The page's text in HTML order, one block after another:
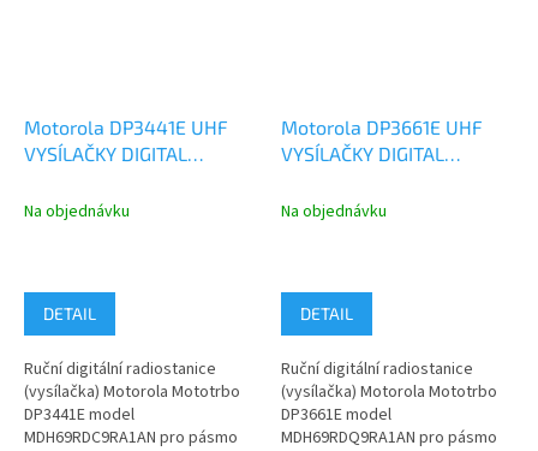
Motorola DP3441E UHF
VYSÍLAČKY DIGITAL
MDH69RDC9RA1AN
Na objednávku
DETAIL
Ruční digitální radiostanice
(vysílačka) Motorola Mototrbo
DP3441E model
MDH69RDC9RA1AN pro pásmo
Motorola DP3661E UHF
VYSÍLAČKY DIGITAL
MDH69RDQ9RA1AN
Na objednávku
DETAIL
Ruční digitální radiostanice
(vysílačka) Motorola Mototrbo
DP3661E model
MDH69RDQ9RA1AN pro pásmo